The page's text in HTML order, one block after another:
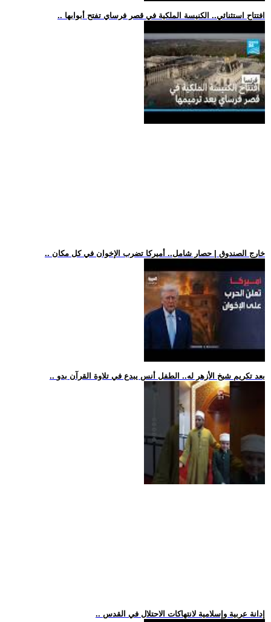
.. افتتاح استثنائي.. الكنيسة الملكية في قصر فرساي تفتح أبوابها
.. خارج الصندوق | حصار شامل.. أميركا تضرب الإخوان في كل مكان
.. بعد تكريم شيخ الأزهر له.. الطفل أنس يبدع في تلاوة القرآن بدو
.. إدانة عربية وإسلامية لانتهاكات الاحتلال في القدس